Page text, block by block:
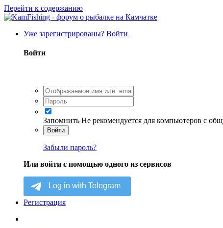
Перейти к содержанию
Уже зарегистрированы? Войти
Войти
Запомнить Не рекомендуется для компьютеров с
Войти
Забыли пароль?
Или войти с помощью одного из сервисов
Регистрация